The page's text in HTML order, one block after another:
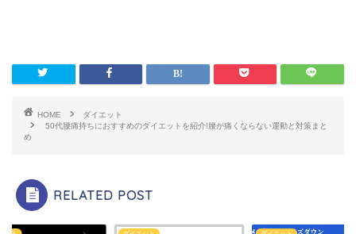
HOME
ダイエット
50代腰痛持ちにおすすめのダイエットを紹介!腰が痛くならない運動と対策まと
め
RELATED POST